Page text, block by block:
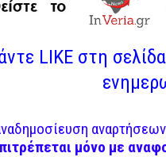
LIKE στη
μόνο με